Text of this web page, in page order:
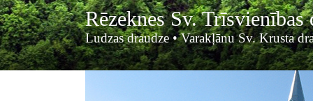
Rēzeknes Sv. Trīsvienības
Ludzas draudze•Varakļānu Sv. Krusta